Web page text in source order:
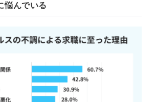
んでいる